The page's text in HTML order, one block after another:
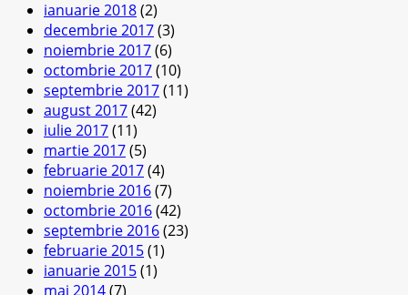
ianuarie 2018(2)
decembrie 2017(3)
noiembrie 2017(6)
octombrie 2017(10)
septembrie 2017(11)
august 2017(42)
iulie 2017(11)
martie 2017(5)
februarie 2017(4)
noiembrie 2016(7)
octombrie 2016(42)
septembrie 2016(23)
februarie 2015(1)
ianuarie 2015(1)
mai 2014(7)